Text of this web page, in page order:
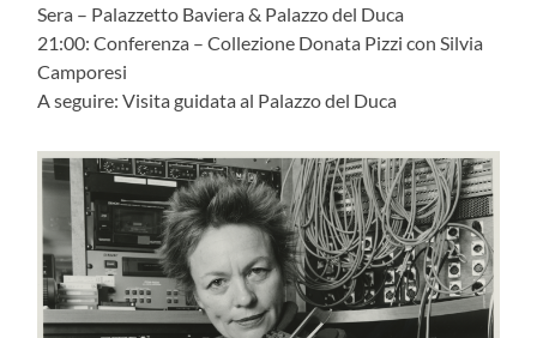
Sera – Palazzetto Baviera & Palazzo del Duca
21:00: Conferenza – Collezione Donata Pizzi con Silvia
Camporesi
A seguire: Visita guidata al Palazzo del Duca